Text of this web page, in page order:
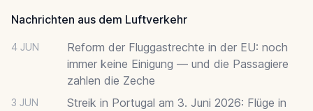
Nachrichten aus dem Luftverkehr
4 JUN
Reform der Fluggastrechte in der EU: noch
immer keine Einigung — und die Passagiere
zahlen die Zeche
3 JUN
Streik in Portugal am 3. Juni 2026: Flüge in